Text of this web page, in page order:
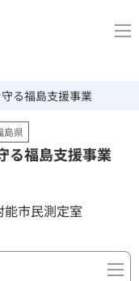
る福島支援事業
島県
る福島支援事業
市民測定室